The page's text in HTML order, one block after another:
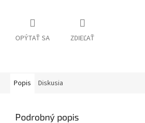
OPÝTAŤ SA ZDIEĽAŤ
Popis Diskusia
Podrobný popis